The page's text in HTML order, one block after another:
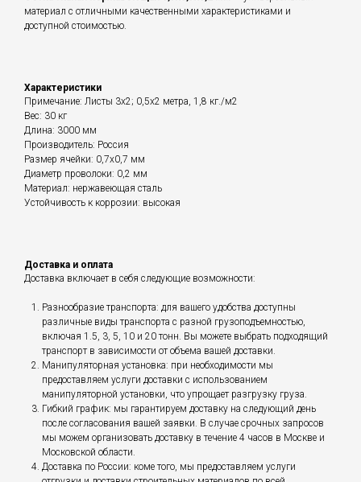
материал с отличными качественными характеристиками и
доступной стоимостью.
Характеристики
Примечание: Листы 3х2; 0,5х2 метра, 1,8 кг./м2
Вес: 30 кг
Длина: 3000 мм
Производитель: Россия
Размер ячейки: 0,7х0,7 мм
Диаметр проволоки: 0,2 мм
Материал: нержавеющая сталь
Устойчивость к коррозии: высокая
Доставка и оплата
Доставка включает в себя следующие возможности:
Разнообразие транспорта: для вашего удобства доступны
различные виды транспорта с разной грузоподъемностью,
включая 1.5, 3, 5, 10 и 20 тонн. Вы можете выбрать подходящий
транспорт в зависимости от объема вашей доставки.
Манипуляторная установка: при необходимости мы
предоставляем услуги доставки с использованием
манипуляторной установки, что упрощает разгрузку груза.
Гибкий график: мы гарантируем доставку на следующий день
после согласования вашей заявки. В случае срочных запросов
мы можем организовать доставку в течение 4 часов в Москве и
Московской области.
Доставка по России: коме того, мы предоставляем услуги